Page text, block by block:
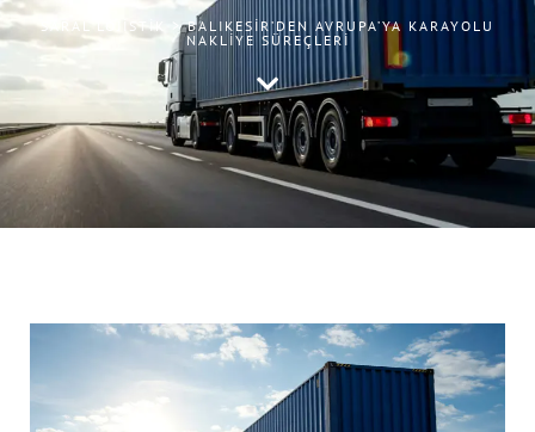
SARAL LOJISTIK > BALIKESIR’DEN AVRUPA’YA KARAYOLU
NAKLIYE SÜREÇLERI